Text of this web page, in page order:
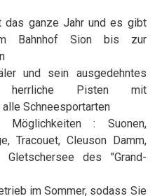
das ganze Jahr und es gibt
Bahnhof Sion bis zur
und sein ausgedehntes
herrliche Pisten mit
Schneesportarten
Möglichkeiten : Suonen,
Tracouet, Cleuson Damm,
Gletschersee des "Grand-
im Sommer, sodass Sie